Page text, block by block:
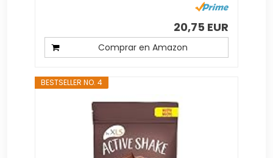
20,75 EUR
Comprar en Amazon
BESTSELLER NO. 4